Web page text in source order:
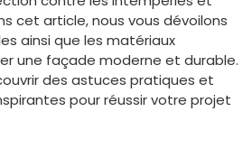
cet article, nous vous dévoilons
ainsi que les matériaux
une façade moderne et durable.
des astuces pratiques et
pour réussir votre projet